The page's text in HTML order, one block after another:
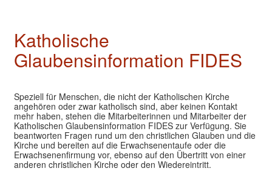
Katholische
Glaubensinformation FIDES
Speziell für Menschen, die nicht der Katholischen Kirche
angehören oder zwar katholisch sind, aber keinen Kontakt
mehr haben, stehen die Mitarbeiterinnen und Mitarbeiter der
Katholischen Glaubensinformation FIDES zur Verfügung. Sie
beantworten Fragen rund um den christlichen Glauben und die
Kirche und bereiten auf die Erwachsenentaufe oder die
Erwachsenenfirmung vor, ebenso auf den Übertritt von einer
anderen christlichen Kirche oder den Wiedereintritt.